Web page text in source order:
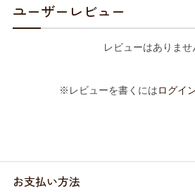
ユーザーレビュー
レビューはありませ
※レビューを書くにはログイ
お支払い方法